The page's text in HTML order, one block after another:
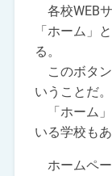
各校WEB
「ホーム」
る。
このボタン
いうことだ。
「ホーム」
いる学校も
ホームペー